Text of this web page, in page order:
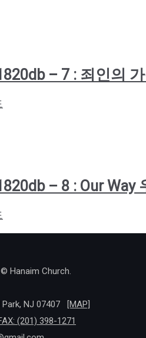
– 7 : 죄인의
– 8 : Our Way
Hanaim Church.
NJ 07407
[MAP]
(201) 398-1271